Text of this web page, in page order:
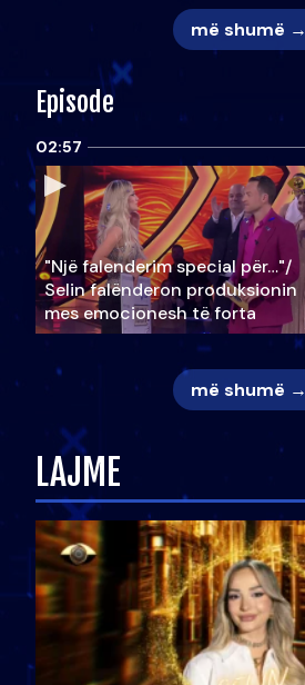
më shumë →
Episode
02:57
"Një falenderim special për…"/
Selin falënderon produksionin
mes emocionesh të forta
më shumë →
LAJME